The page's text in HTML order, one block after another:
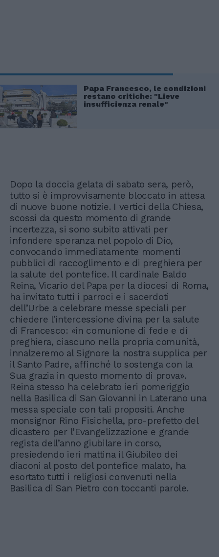
Papa Francesco, le condizioni
restano critiche: "Lieve
insufficienza renale"
Dopo la doccia gelata di sabato sera, però,
tutto si è improvvisamente bloccato in attesa
di nuove buone notizie. I vertici della Chiesa,
scossi da questo momento di grande
incertezza, si sono subito attivati per
infondere speranza nel popolo di Dio,
convocando immediatamente momenti
pubblici di raccoglimento e di preghiera per
la salute del pontefice. Il cardinale Baldo
Reina, Vicario del Papa per la diocesi di Roma,
ha invitato tutti i parroci e i sacerdoti
dell’Urbe a celebrare messe speciali per
chiedere l’intercessione divina per la salute
di Francesco: «in comunione di fede e di
preghiera, ciascuno nella propria comunità,
innalzeremo al Signore la nostra supplica per
il Santo Padre, affinché lo sostenga con la
Sua grazia in questo momento di prova».
Reina stesso ha celebrato ieri pomeriggio
nella Basilica di San Giovanni in Laterano una
messa speciale con tali propositi. Anche
monsignor Rino Fisichella, pro-prefetto del
dicastero per l’Evangelizzazione e grande
regista dell’anno giubilare in corso,
presiedendo ieri mattina il Giubileo dei
diaconi al posto del pontefice malato, ha
esortato tutti i religiosi convenuti nella
Basilica di San Pietro con toccanti parole.